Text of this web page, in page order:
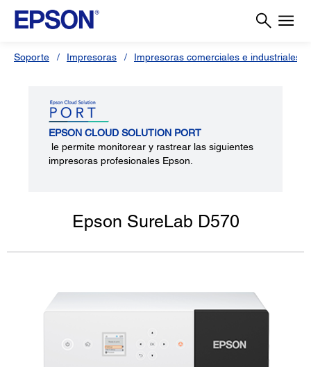
Soporte Impresoras Impresoras comerciales e industriales
EPSON CLOUD SOLUTION PORT
le permite monitorear y rastrear las siguientes
impresoras profesionales Epson.
Epson SureLab D570